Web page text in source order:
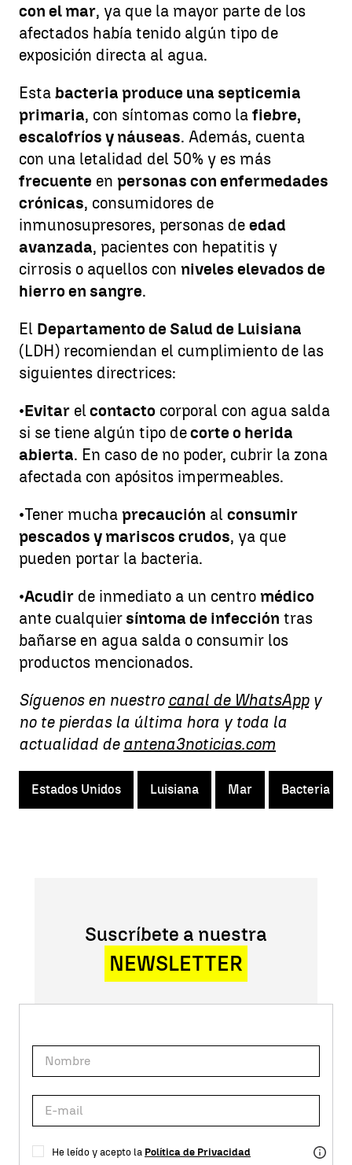
con el mar, ya que la mayor parte de los
afectados había tenido algún tipo de
exposición directa al agua.
Esta bacteria produce una septicemia
primaria, con síntomas como la fiebre,
escalofríos y náuseas. Además, cuenta
con una letalidad del 50% y es más
frecuente en personas con enfermedades
crónicas, consumidores de
inmunosupresores, personas de edad
avanzada, pacientes con hepatitis y
cirrosis o aquellos con niveles elevados de
hierro en sangre.
El Departamento de Salud de Luisiana
(LDH) recomiendan el cumplimiento de las
siguientes directrices:
•Evitar el contacto corporal con agua salda
si se tiene algún tipo decorte o herida
abierta. En caso de no poder, cubrir la zona
afectada con apósitos impermeables.
•Tener mucha precaución al consumir
pescados y mariscos crudos, ya que
pueden portar la bacteria.
•Acudir de inmediato a un centro médico
ante cualquiersíntoma de infección tras
bañarse en agua salda o consumir los
productos mencionados.
Síguenos en nuestro canal de WhatsAppy
no te pierdas la última hora y toda la
actualidad de antena3noticias.com
Estados Unidos Luisiana Mar Bacteria
Suscríbete a nuestra
NEWSLETTER
He leído y acepto la Política de Privacidad